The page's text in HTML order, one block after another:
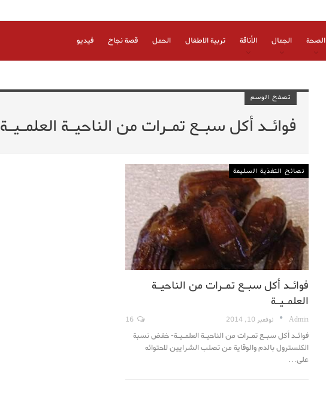
الصحة الجمال الأناقة تربية الاطفال الحمل قصة نجاح فيديو
تصفح الوسم
فوائـد أكل سبـع تمـرات من الناحيـة العلمـيـة
نصائح التغذية السليمة
فوائـد أكل سبـع تمـرات من الناحيـة
العلمـيـة
Admin نوفمبر 10, 2014
فوائـد أكل سبـع تمـرات من الناحيـة العلمـيـة- خفض نسبة
الكلسترول بالدم والوقاية من تصلب الشرايين لاحتوائه
على…